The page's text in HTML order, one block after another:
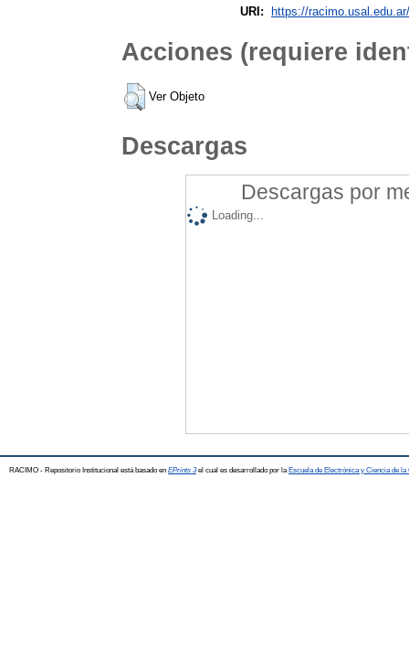
URI:
https://
Acciones (requiere
Ver Objeto
Descargas
Descargas por
Loading...
RACIMO - Repositorio Institucional está basado en EPrints 3el cual es desarrollado por la Escuela de Electrónica y Ciencia de la